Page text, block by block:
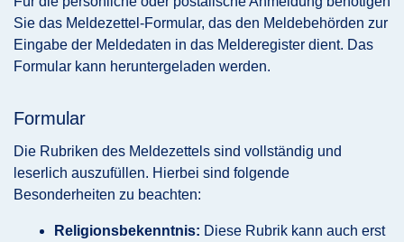
Sie das Meldezettel-Formular, das den Meldebehörden zur
Eingabe der Meldedaten in das Melderegister dient. Das
Formular kann heruntergeladen werden.
Formular
Die Rubriken des Meldezettels sind vollständig und
leserlich auszufüllen. Hierbei sind folgende
Besonderheiten zu beachten:
Religionsbekenntnis: Diese Rubrik kann auch erst